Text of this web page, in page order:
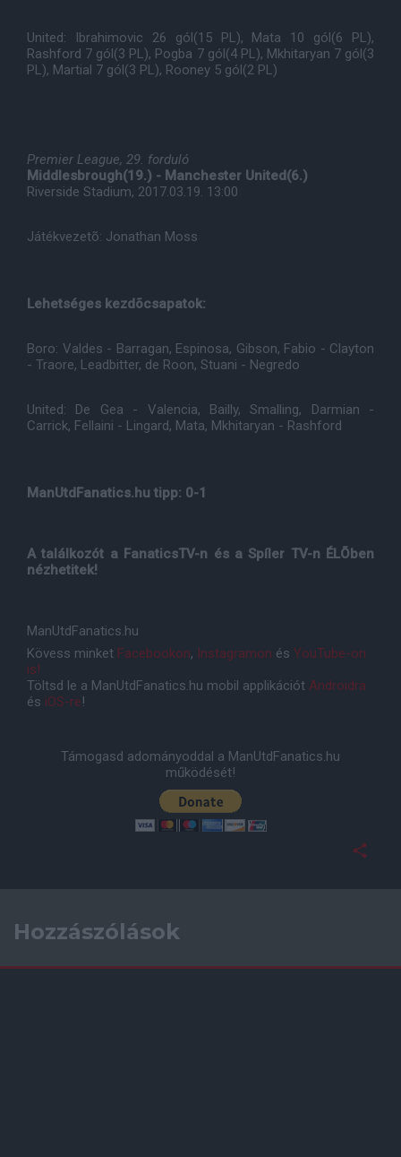
United: Ibrahimovic 26 gól(15 PL), Mata 10 gól(6 PL),
Rashford 7 gól(3 PL), Pogba 7 gól(4 PL), Mkhitaryan 7 gól(3
PL), Martial 7 gól(3 PL), Rooney 5 gól(2 PL)
Premier League, 29. forduló
Middlesbrough(19.) - Manchester United(6.)
Riverside Stadium, 2017.03.19. 13:00
Játékvezetõ: Jonathan Moss
Lehetséges kezdõcsapatok:
Boro: Valdes - Barragan, Espinosa, Gibson, Fabio - Clayton
- Traore, Leadbitter, de Roon, Stuani - Negredo
United: De Gea - Valencia, Bailly, Smalling, Darmian -
Carrick, Fellaini - Lingard, Mata, Mkhitaryan - Rashford
ManUtdFanatics.hu tipp: 0-1
A találkozót a FanaticsTV-n és a Spíler TV-n ÉLÕben
nézhetitek!
ManUtdFanatics.hu
Kövess minket Facebookon, Instagramon és YouTube-on
is!
Töltsd le a ManUtdFanatics.hu mobil applikációt Androidra
és iOS-re!
Támogasd adományoddal a ManUtdFanatics.hu
működését!
Hozzászólások